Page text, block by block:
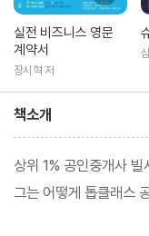
실전 비즈니스 영문
계약서
장시혁 저
책소개
상위 1% 공인중개사
그는 어떻게 톱클래스